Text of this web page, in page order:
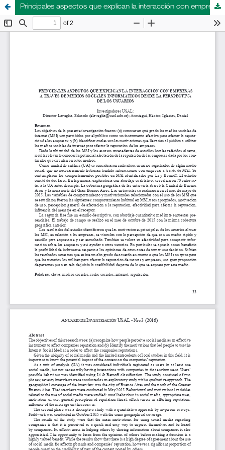
Principales aspectos que explican la interacción con empresas a través de medios sociales informáticos desde la perspectiva de los usuarios